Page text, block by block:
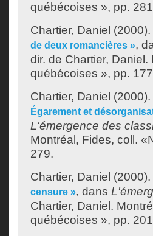
québécoises », pp.
Chartier, Daniel (2000).
de deux romancières »,
dir. de Chartier, Daniel .
québécoises », pp.
Chartier, Daniel (2000).
Égarement et
L'émergence des
Montréal, Fides, coll.
279.
Chartier, Daniel (2000).
censure », dans
Chartier, Daniel .
québécoises », pp.